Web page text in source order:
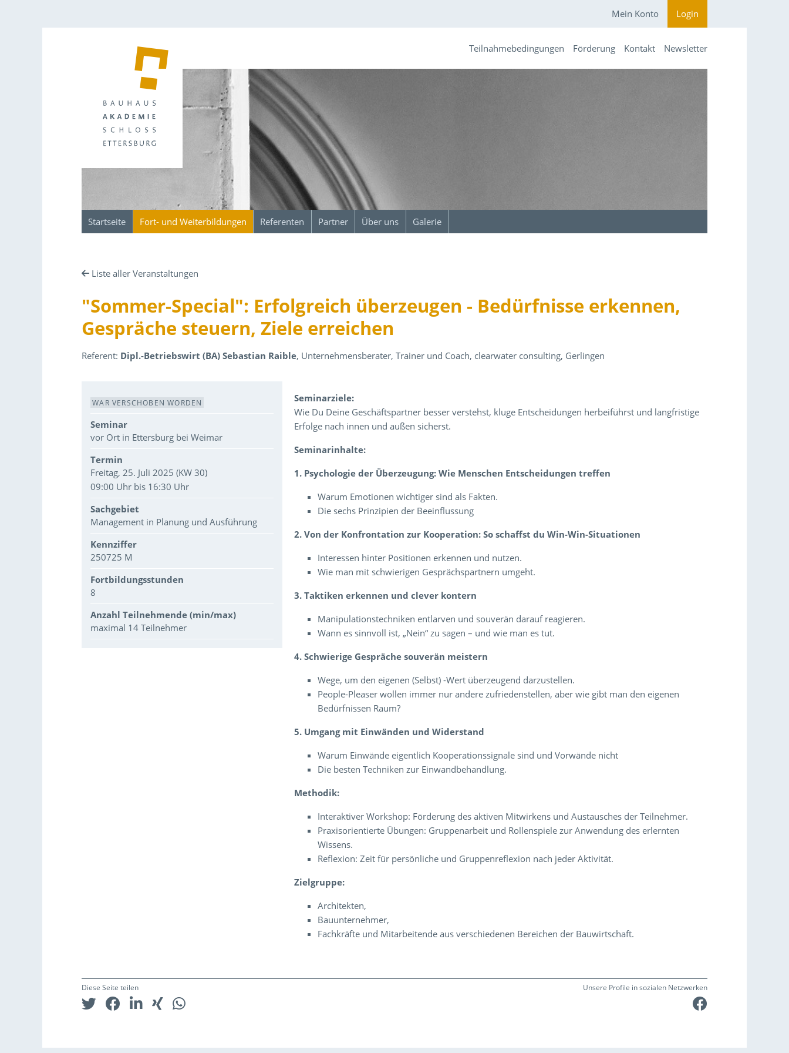
Mein Konto Login
Startseite Fort- und Weiterbildungen Referenten Partner Über uns Galerie
Teilnahmebedingungen Förderung Kontakt Newsletter
Liste aller Veranstaltungen
"Sommer-Special": Erfolgreich überzeugen - Bedürfnisse erkennen,
Gespräche steuern, Ziele erreichen
Referent: Dipl.-Betriebswirt (BA) Sebastian Raible, Unternehmensberater, Trainer und Coach, clearwater consulting, Gerlingen
Veranstaltungsdaten
WAR VERSCHOBEN WORDEN
Seminar
vor Ort in Ettersburg bei Weimar
Termin
Freitag, 25. Juli 2025 (KW 30)
09:00 Uhr bis 16:30 Uhr
Sachgebiet
Management in Planung und Ausführung
Kennziffer
250725 M
Fortbildungsstunden
8
Anzahl Teilnehmende (min/max)
maximal 14 Teilnehmer
Seminarziele:
Wie Du Deine Geschäftspartner besser verstehst, kluge Entscheidungen herbeiführst und langfristige
Erfolge nach innen und außen sicherst.
Seminarinhalte:
1. Psychologie der Überzeugung: Wie Menschen Entscheidungen treffen
Warum Emotionen wichtiger sind als Fakten.
Die sechs Prinzipien der Beeinflussung
2. Von der Konfrontation zur Kooperation: So schaffst du Win-Win-Situationen
Interessen hinter Positionen erkennen und nutzen.
Wie man mit schwierigen Gesprächspartnern umgeht.
3. Taktiken erkennen und clever kontern
Manipulationstechniken entlarven und souverän darauf reagieren.
Wann es sinnvoll ist, „Nein“ zu sagen – und wie man es tut.
4. Schwierige Gespräche souverän meistern
Wege, um den eigenen (Selbst) -Wert überzeugend darzustellen.
People-Pleaser wollen immer nur andere zufriedenstellen, aber wie gibt man den eigenen
Bedürfnissen Raum?
5. Umgang mit Einwänden und Widerstand
Warum Einwände eigentlich Kooperationssignale sind und Vorwände nicht
Die besten Techniken zur Einwandbehandlung.
Methodik:
Interaktiver Workshop: Förderung des aktiven Mitwirkens und Austausches der Teilnehmer.
Praxisorientierte Übungen: Gruppenarbeit und Rollenspiele zur Anwendung des erlernten
Wissens.
Reflexion: Zeit für persönliche und Gruppenreflexion nach jeder Aktivität.
Zielgruppe:
Architekten,
Bauunternehmer,
Fachkräfte und Mitarbeitende aus verschiedenen Bereichen der Bauwirtschaft.
Diese Seite teilen Unsere Profile in sozialen Netzwerken